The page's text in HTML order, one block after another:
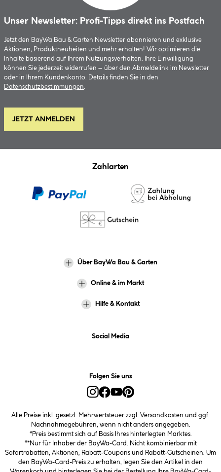
Unser Newsletter: Profi-Tipps direkt ins Postfach
Jetzt den BayWa Bau & Garten Newsletter abonnieren und exklusive
Aktionen, Produktneuheiten und mehr erhalten! Wir optimieren die
Inhalte basierend auf Ihrem Nutzungsverhalten. Ihre Einwilligung
können Sie jederzeit widerrufen – über den Abmeldelink im Newsletter
oder in Ihrem Kundenkonto. Details finden Sie in den
Datenschutzbestimmungen.
JETZT ANMELDEN
Zahlarten
Über BayWa Bau & Garten
Online & im Markt
Hilfe & Kontakt
Social Media
Folgen Sie uns
Alle Preise inkl. gesetzl. Mehrwertsteuer zzgl. Versandkosten und ggf.
Nachnahmegebühren, wenn nicht anders angegeben.
*Preis bestimmt sich auf Basis Ihres hinterlegten Marktes.
**Nur für Inhaber der BayWa-Card. Nicht kombinierbar mit
Sofortrabatten, Aktionen, Rabatt-Coupons und Rabatt-Gutscheinen. Um
den BayWa-Card-Preis zu erhalten, legen Sie den Artikel in den